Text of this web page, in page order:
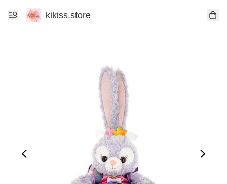
kikiss.store